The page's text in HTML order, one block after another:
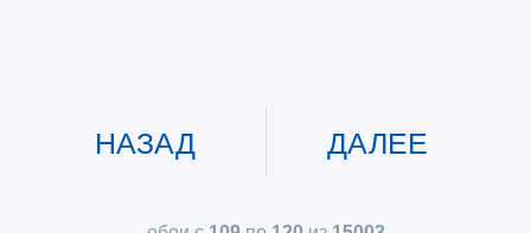
НАЗАД ДАЛЕЕ